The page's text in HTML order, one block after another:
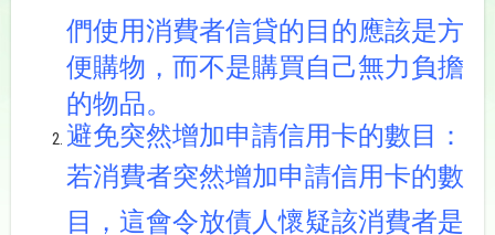
們使用消費者信貸的目的應該是方
便購物，而不是購買自己無力負擔
的物品。
避免突然增加申請信用卡的數目：
若消費者突然增加申請信用卡的數
目，這會令放債人懷疑該消費者是